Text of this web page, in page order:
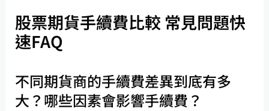
股票期貨手續費比較 常見問題快
速FAQ
不同期貨商的手續費差異到底有多
大？哪些因素會影響手續費？